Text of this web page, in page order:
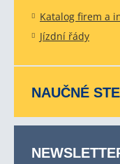
Katalog firem a
Jízdní řády
NAUČNÉ